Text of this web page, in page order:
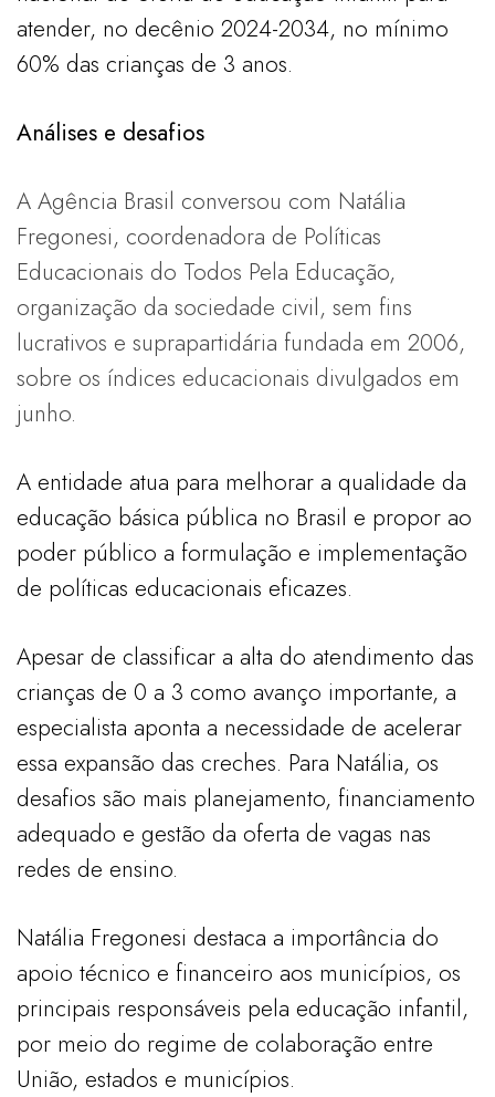
atender, no decênio 2024-2034, no mínimo
60% das crianças de 3 anos.
Análises e desafios
A Agência Brasil conversou com Natália
Fregonesi, coordenadora de Políticas
Educacionais do Todos Pela Educação,
organização da sociedade civil, sem fins
lucrativos e suprapartidária fundada em 2006,
sobre os índices educacionais divulgados em
junho.
A entidade atua para melhorar a qualidade da
educação básica pública no Brasil e propor ao
poder público a formulação e implementação
de políticas educacionais eficazes.
Apesar de classificar a alta do atendimento das
crianças de 0 a 3 como avanço importante, a
especialista aponta a necessidade de acelerar
essa expansão das creches. Para Natália, os
desafios são mais planejamento, financiamento
adequado e gestão da oferta de vagas nas
redes de ensino.
Natália Fregonesi destaca a importância do
apoio técnico e financeiro aos municípios, os
principais responsáveis pela educação infantil,
por meio do regime de colaboração entre
União, estados e municípios.